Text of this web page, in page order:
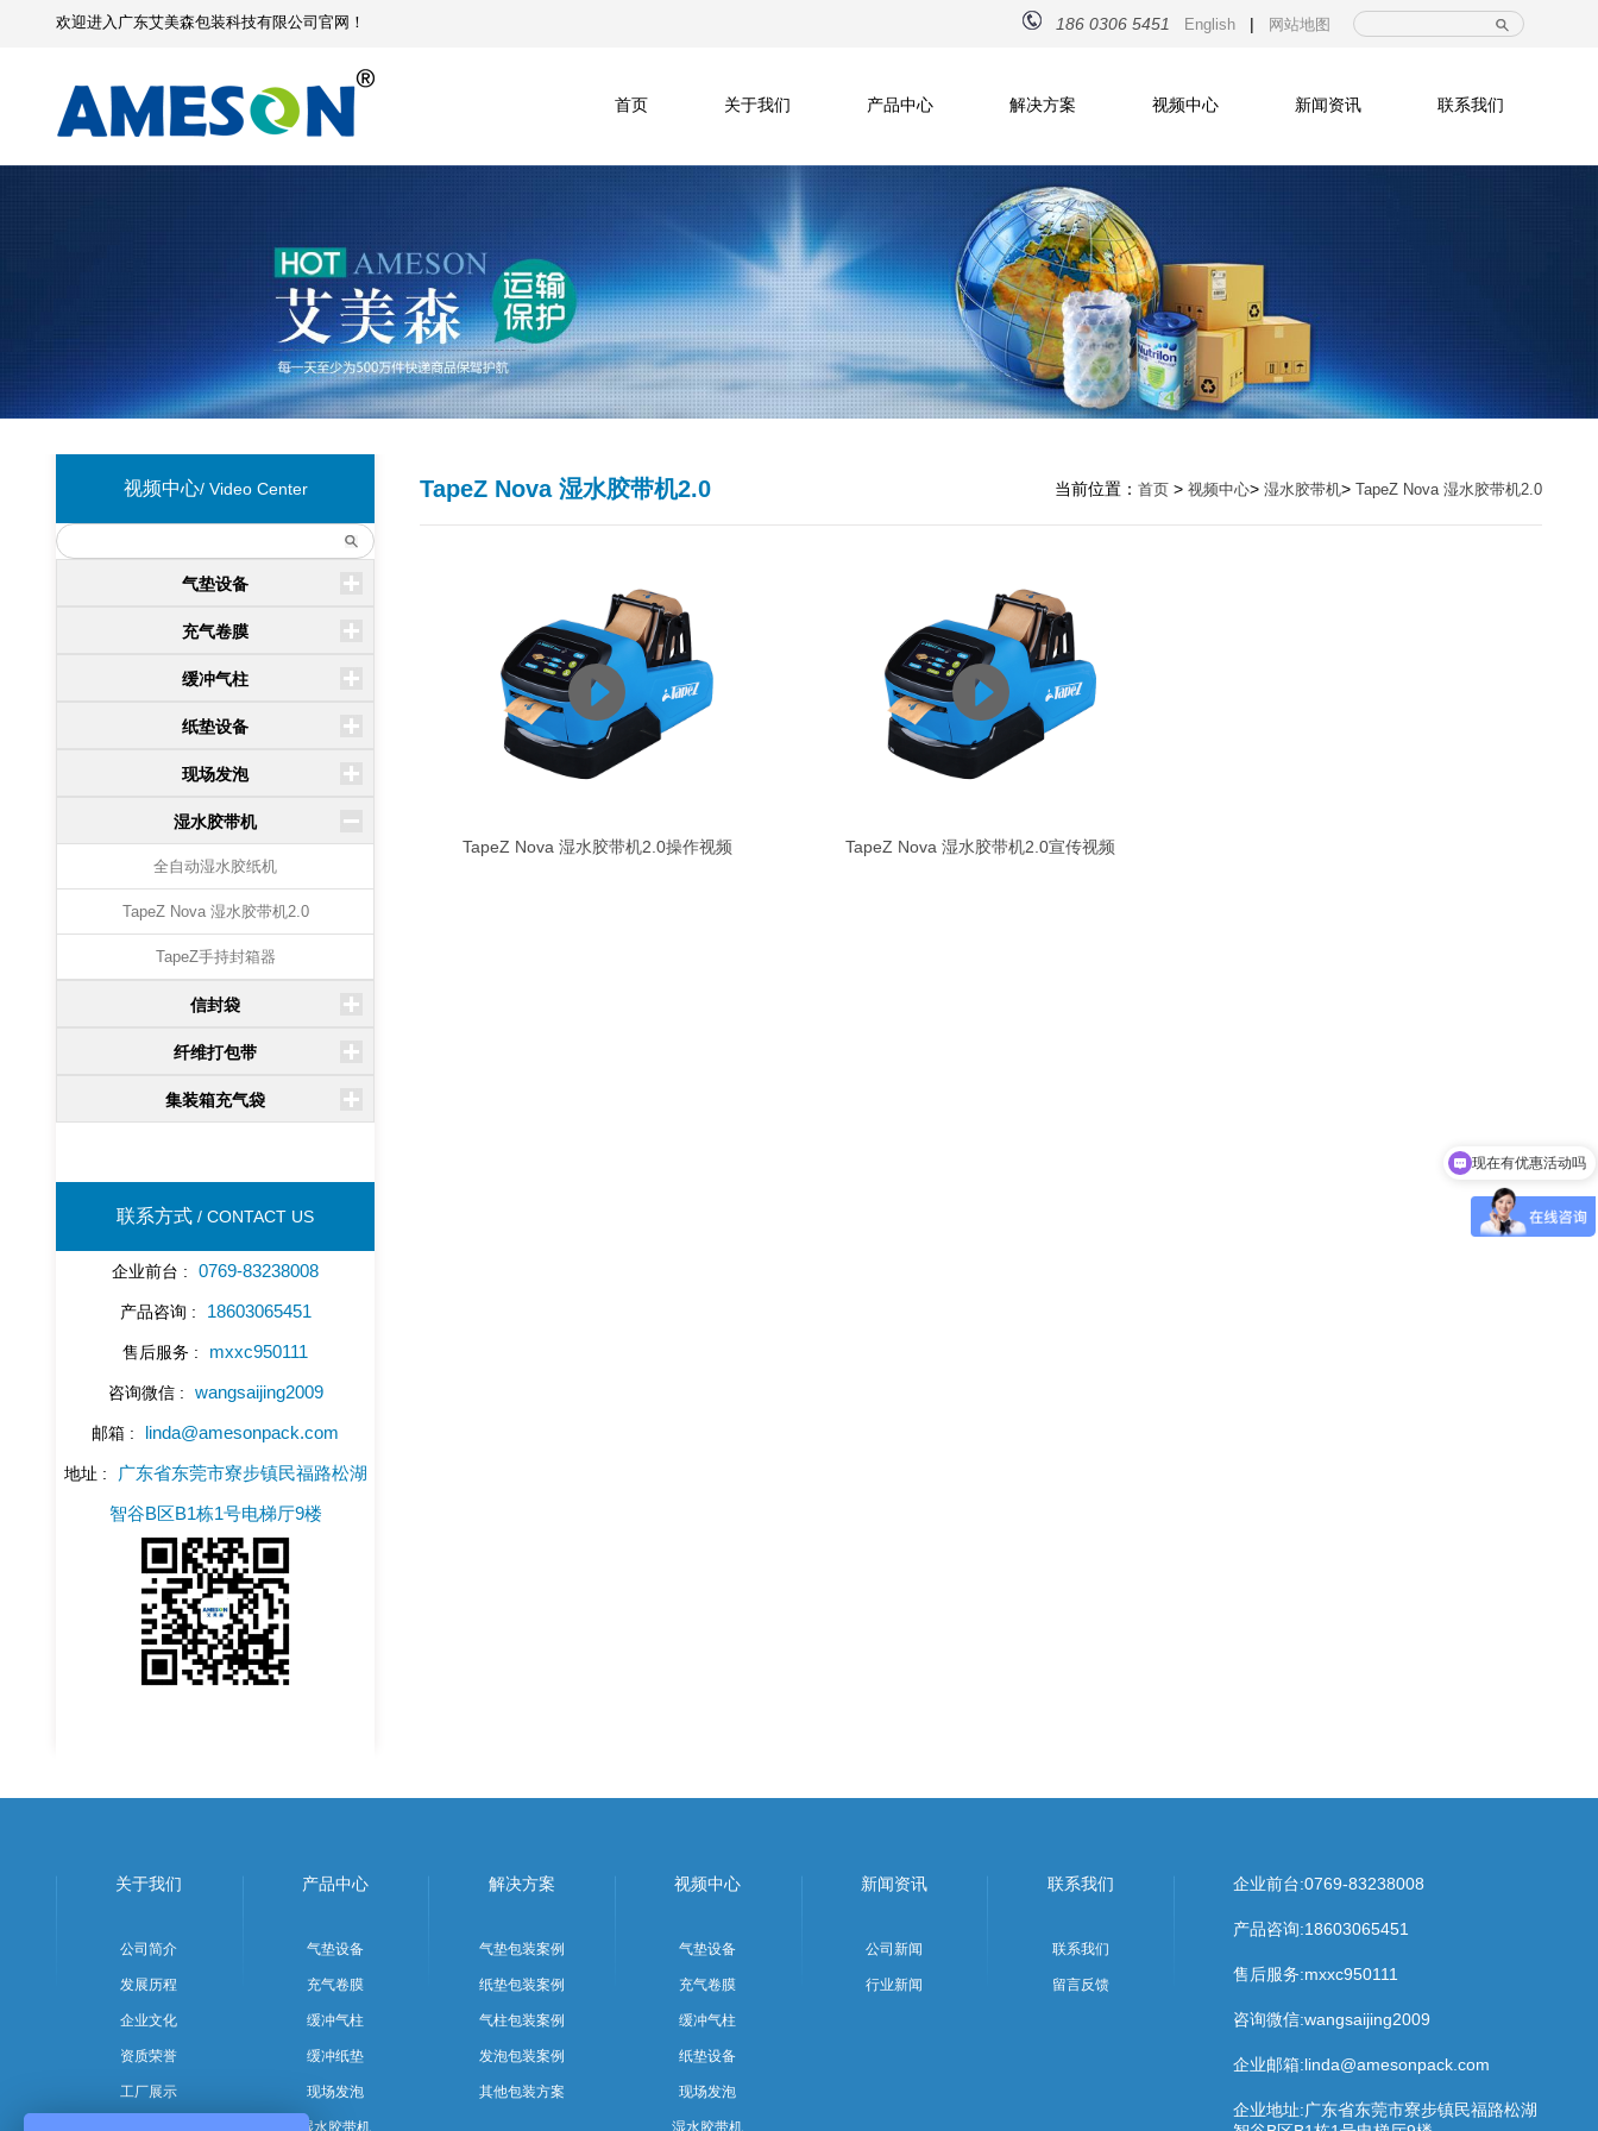
欢迎进入广东艾美森包装科技有限公司官网！ 186 0306 5451 English | 网站地图
首页 关于我们 产品中心 解决方案 视频中心 新闻资讯 联系我们
视频中心/ Video Center
气垫设备
充气卷膜
缓冲气柱
纸垫设备
现场发泡
湿水胶带机
全自动湿水胶纸机
TapeZ Nova 湿水胶带机2.0
TapeZ手持封箱器
信封袋
纤维打包带
集装箱充气袋
联系方式 / CONTACT US
企业前台 : 0769-83238008
产品咨询 : 18603065451
售后服务 : mxxc950111
咨询微信 : wangsaijing2009
邮箱 : linda@amesonpack.com
地址 :
广东省东莞市寮步镇民福路松湖
智谷B区B1栋1号电梯厅9楼
TapeZ Nova 湿水胶带机2.0 当前位置： 首页 > 视频中心> 湿水胶带机> TapeZ Nova 湿水胶带机2.0
TapeZ Nova 湿水胶带机2.0操作视频 TapeZ Nova 湿水胶带机2.0宣传视频
关于我们
公司简介
发展历程
企业文化
资质荣誉
工厂展示
产品中心
气垫设备
充气卷膜
缓冲气柱
缓冲纸垫
现场发泡
湿水胶带机
解决方案
气垫包装案例
纸垫包装案例
气柱包装案例
发泡包装案例
其他包装方案
视频中心
气垫设备
充气卷膜
缓冲气柱
纸垫设备
现场发泡
湿水胶带机
新闻资讯
公司新闻
行业新闻
联系我们
联系我们
留言反馈
企业前台:0769-83238008
产品咨询:18603065451
售后服务:mxxc950111
咨询微信:wangsaijing2009
企业邮箱:linda@amesonpack.com
企业地址:广东省东莞市寮步镇民福路松湖
现在有优惠活动吗